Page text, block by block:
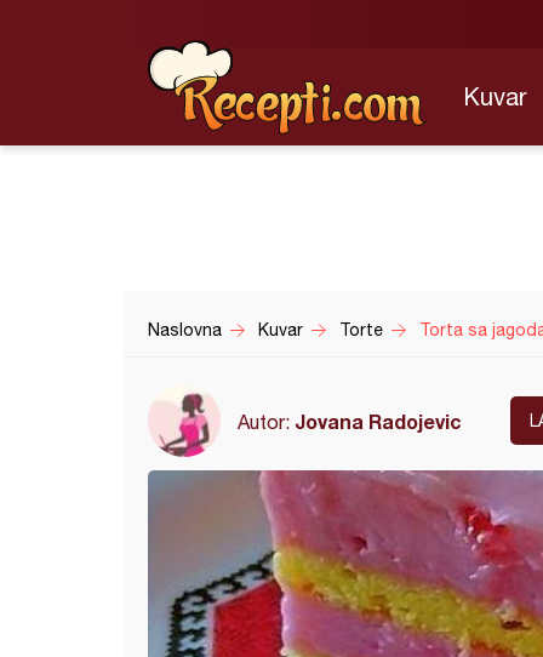
Kuvar
Naslovna Kuvar Torte Torta sa
Autor: Jovana Radojevic